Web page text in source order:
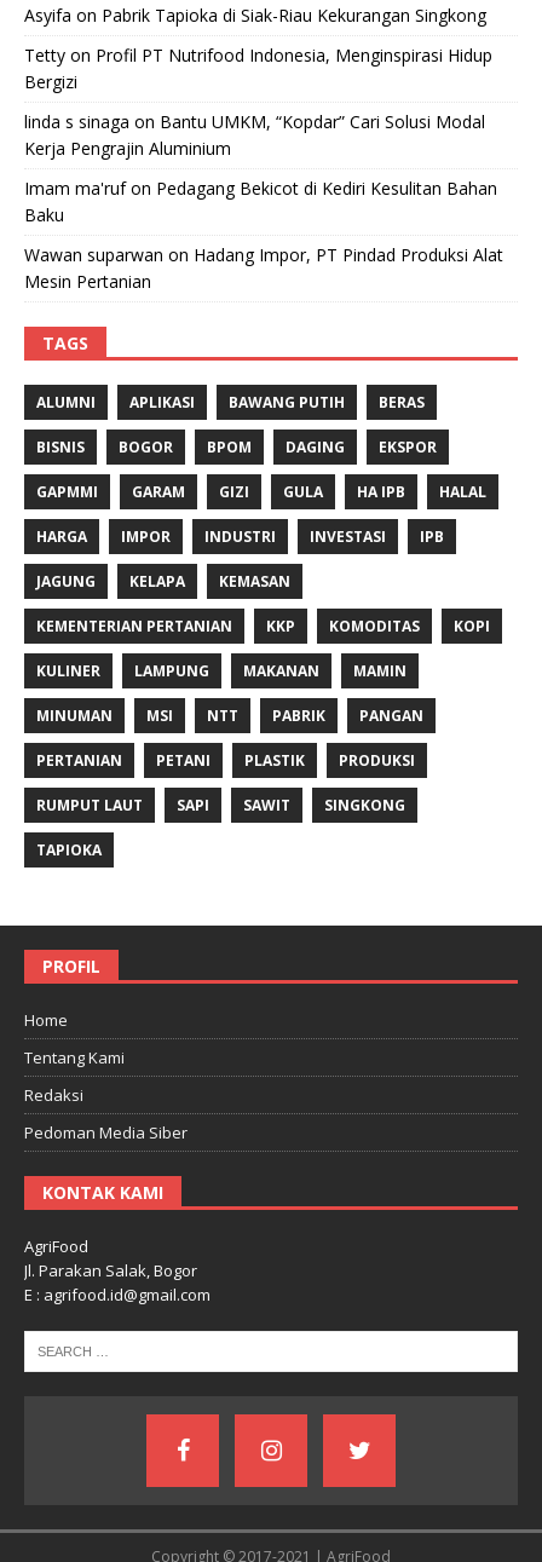
Asyifa on Pabrik Tapioka di Siak-Riau Kekurangan Singkong
Tetty on Profil PT Nutrifood Indonesia, Menginspirasi Hidup
Bergizi
linda s sinaga on Bantu UMKM, “Kopdar” Cari Solusi Modal
Kerja Pengrajin Aluminium
Imam ma'rufon Pedagang Bekicot di Kediri Kesulitan Bahan
Baku
Wawan suparwan on Hadang Impor, PT Pindad Produksi Alat
Mesin Pertanian
TAGS
ALUMNI APLIKASI BAWANG PUTIH BERAS
BISNIS BOGOR BPOM DAGING EKSPOR
GAPMMI GARAM GIZI GULA HA IPB HALAL
HARGA IMPOR INDUSTRI INVESTASI IPB
JAGUNG KELAPA KEMASAN
KEMENTERIAN PERTANIAN KKP KOMODITAS KOPI
KULINER LAMPUNG MAKANAN MAMIN
MINUMAN MSI NTT PABRIK PANGAN
PERTANIAN PETANI PLASTIK PRODUKSI
RUMPUT LAUT SAPI SAWIT SINGKONG
TAPIOKA
PROFIL
Home
Tentang Kami
Redaksi
Pedoman Media Siber
KONTAK KAMI
AgriFood
Jl. Parakan Salak, Bogor
E : agrifood.id@gmail.com
Copyright © 2017-2021 | AgriFood